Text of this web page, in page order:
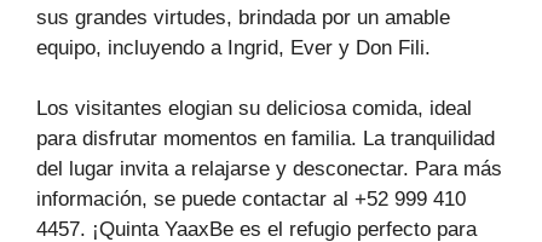
sus grandes virtudes, brindada por un amable
equipo, incluyendo a Ingrid, Ever y Don Fili.
Los visitantes elogian su deliciosa comida, ideal
para disfrutar momentos en familia. La tranquilidad
del lugar invita a relajarse y desconectar. Para más
información, se puede contactar al +52 999 410
4457. ¡Quinta YaaxBe es el refugio perfecto para